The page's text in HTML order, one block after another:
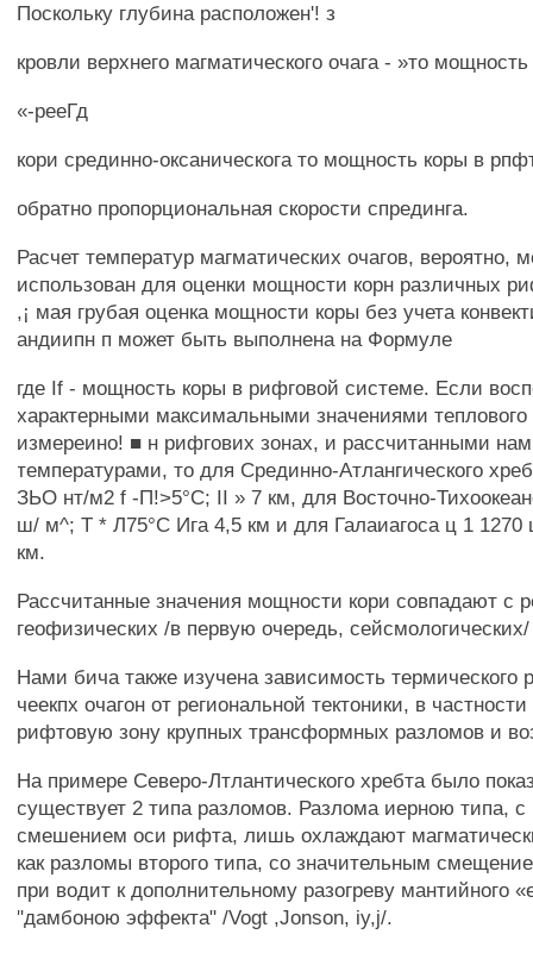
Поскольку глубина расположен'! з
кровли верхнего магматического очага - »то
«-рееГд
кори срединно-оксаническога то мощность коры в
обратно пропорциональная скорости спрединга.
Расчет температур магматических очагов, вероятно,
использован для оценки мощности корн различных
,¡ мая грубая оценка мощности коры без учета
андиипн п может быть выполнена на Формуле
где If - мощность коры в рифговой системе. Если
характерными максимальными значениями теплового
измереино! ■ н рифгових зонах, и рассчитанными
температурами, то для Срединно-Атлангического
ЗЬО нт/м2 f -П!>5°С; II » 7 км, для Восточно-
ш/ м^; Т * Л75°С Ига 4,5 км и для Галаиагоса ц 1
км.
Рассчитанные значения мощности кори совпадают с
геофизических /в первую очередь,
Нами бича также изучена зависимость термического
чеекпх очагон от региональной тектоники, в
рифтовую зону крупных трансформных разломов и
На примере Северо-Лтлантического хребта было
существует 2 типа разломов. Разлома иерною типа,
смешением оси рифта, лишь охлаждают
как разломы второго типа, со значительным
при водит к дополнительному разогреву мантийного
"дамбоною эффекта" /Vogt ,Jonson, iy,j/.